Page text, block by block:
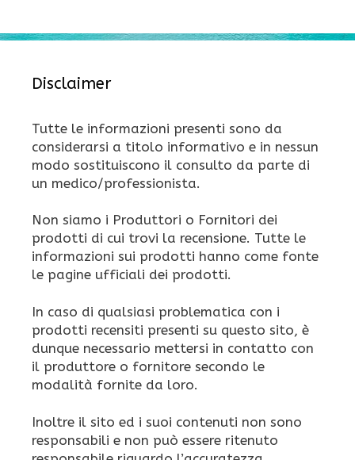
Disclaimer
Tutte le informazioni presenti sono da
considerarsi a titolo informativo e in nessun
modo sostituiscono il consulto da parte di
un medico/professionista.
Non siamo i Produttori o Fornitori dei
prodotti di cui trovi la recensione. Tutte le
informazioni sui prodotti hanno come fonte
le pagine ufficiali dei prodotti.
In caso di qualsiasi problematica con i
prodotti recensiti presenti su questo sito, è
dunque necessario mettersi in contatto con
il produttore o fornitore secondo le
modalità fornite da loro.
Inoltre il sito ed i suoi contenuti non sono
responsabili e non può essere ritenuto